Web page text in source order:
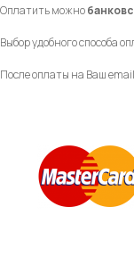
Оплатить можно
Выбор удобного способа
После оплаты на Ваш